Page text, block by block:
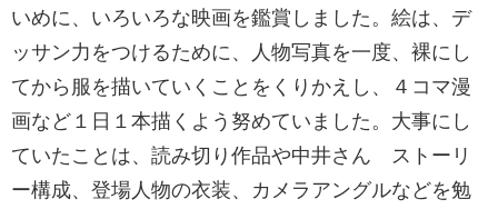
いめに、いろいろな映画を鑑賞しました。絵は、デ
ッサン力をつけるために、人物写真を一度、裸にし
てから服を描いていくことをくりかえし、４コマ漫
画など１日１本描くよう努めていました。大事にし
ていたことは、読み切り作品や中井さん ストーリ
ー構成、登場人物の衣装、カメラアングルなどを勉